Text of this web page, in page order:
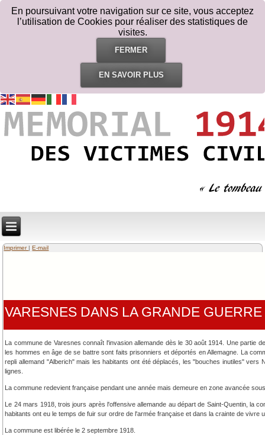
En poursuivant votre navigation sur ce site, vous acceptez
l’utilisation de Cookies pour réaliser des statistiques de
visites.
FERMER
EN SAVOIR PLUS
Imprimer E-mail
VARESNES DANS LA GRANDE GUERRE
La commune de Varesnes connaît l'invasion allemande dès le 30 août 1914. Une partie
les hommes en âge de se battre sont faits prisonniers et déportés en Allemagne. La
repli allemand "Alberich" mais les habitants ont été déplacés, les "bouches inutiles" vers
lignes.
La commune redevient française pendant une année mais demeure en zone avancée
Le 24 mars 1918, trois jours après l'offensive allemande au départ de Saint-Quentin, la
habitants ont eu le temps de fuir sur ordre de l'armée française et dans la crainte de vivre
La commune est libérée le 2 septembre 1918.